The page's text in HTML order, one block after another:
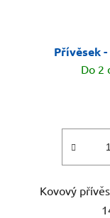
Přívěsek
Do 2
Kovový